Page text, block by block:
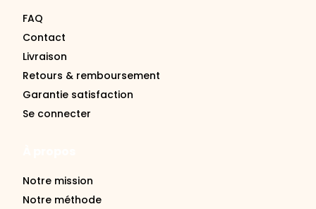
FAQ
Contact
Livraison
Retours & remboursement
Garantie satisfaction
Se connecter
Notre mission
Notre méthode